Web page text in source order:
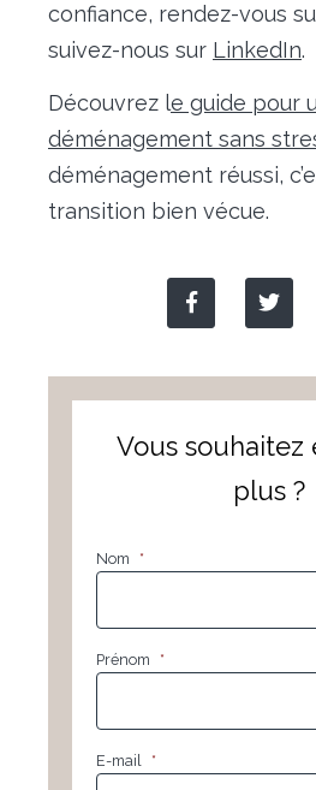
confiance, rendez-vous
suivez-nous sur LinkedIn.
Découvrez le guide pour
déménagement sans
déménagement réussi,
transition bien vécue.
Vous souhaitez
plus ?
Nom *
Prénom *
E-mail *